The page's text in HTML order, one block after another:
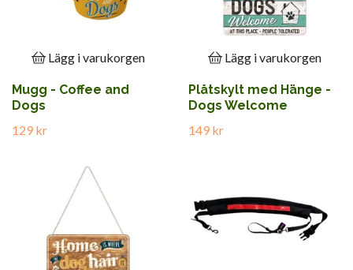
Lägg i varukorgen
Mugg - Coffee and
Dogs
129 kr
Lägg i varukorgen
Plåtskylt med Hänge -
Dogs Welcome
149 kr